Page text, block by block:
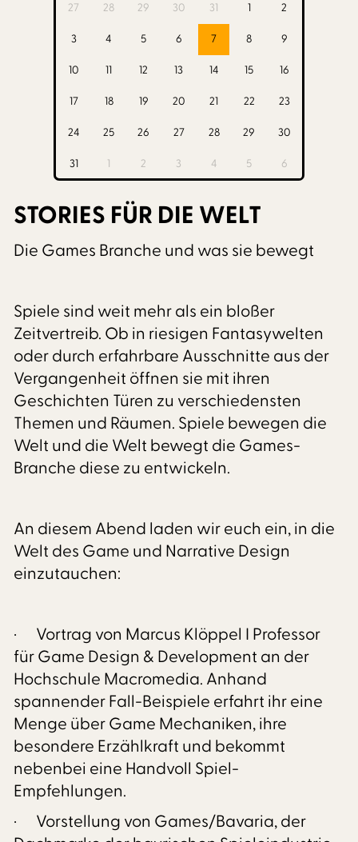
27 28 29 30 31 1 2
3 4 5 6 7 8 9
10 11 12 13 14 15 16
17 18 19 20 21 22 23
24 25 26 27 28 29 30
31 1 2 3 4 5 6
STORIES FÜR DIE WELT
Die Games Branche und was sie bewegt
Spiele sind weit mehr als ein bloßer
Zeitvertreib. Ob in riesigen Fantasywelten
oder durch erfahrbare Ausschnitte aus der
Vergangenheit öffnen sie mit ihren
Geschichten Türen zu verschiedensten
Themen und Räumen. Spiele bewegen die
Welt und die Welt bewegt die Games-
Branche diese zu entwickeln.
An diesem Abend laden wir euch ein, in die
Welt des Game und Narrative Design
einzutauchen:
· Vortrag von Marcus Klöppel I Professor
für Game Design & Development an der
Hochschule Macromedia. Anhand
spannender Fall-Beispiele erfahrt ihr eine
Menge über Game Mechaniken, ihre
besondere Erzählkraft und bekommt
nebenbei eine Handvoll Spiel-
Empfehlungen.
· Vorstellung von Games/Bavaria, der